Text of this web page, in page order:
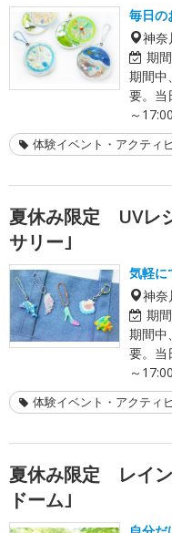
毎日の
神奈
期間
期間中
要。当
～
体験イベント・アクティ
夏休み限定 UVレ
サリー｣
気軽に
神奈
期間
期間中
要。当
～
体験イベント・アクティ
夏休み限定 レイ
ドーム｣